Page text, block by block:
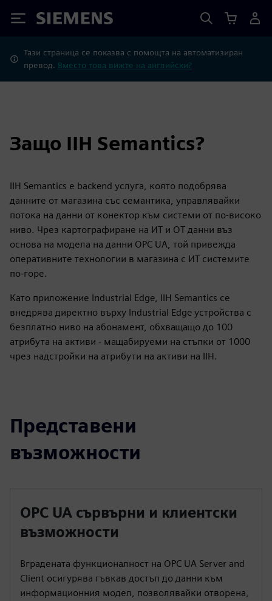
Siemens
Тази страница се показва с помощта на автоматизиран
превод. Вместо това вижте на английски?
Защо IIH Semantics?
IIH Semantics е backend услуга, която подобрява
данните от магазина със семантика, управлявайки
потока на данни от конектор към системи от по-високо
ниво. Чрез картографиране на ИТ и OT данни въз
основа на модела на данни OPC UA, той привежда
оперативните технологии в магазина с ИТ системите
по-горе.
Като приложение Industrial Edge, IIH Semantics се
внедрява директно върху Industrial Edge устройства с
безплатно ниво на абонамент, обхващащо до 100
атрибута на активи - мащабируеми на стъпки от 1000
чрез надстройки на атрибути на активи на IIH.
Представени
възможности
OPC UA сървърни и клиентски
възможности
Вградената функционалност на OPC UA Server and
Client осигурява гъвкав достъп до данни към
информационния модел, позволявайки отворена,